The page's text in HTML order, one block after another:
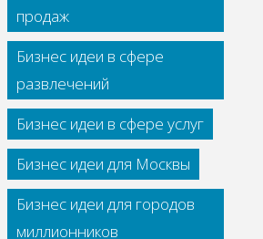
продаж
Бизнес идеи в сфере
развлечений
Бизнес идеи в сфере услуг
Бизнес идеи для Москвы
Бизнес идеи для городов
миллионников